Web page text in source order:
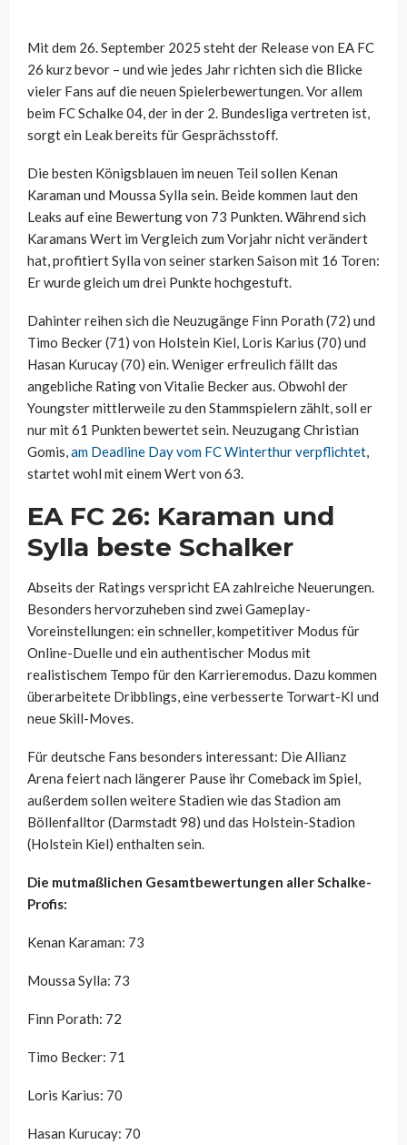
Mit dem 26. September 2025 steht der Release von EA FC
26 kurz bevor – und wie jedes Jahr richten sich die Blicke
vieler Fans auf die neuen Spielerbewertungen. Vor allem
beim FC Schalke 04, der in der 2. Bundesliga vertreten ist,
sorgt ein Leak bereits für Gesprächsstoff.
Die besten Königsblauen im neuen Teil sollen Kenan
Karaman und Moussa Sylla sein. Beide kommen laut den
Leaks auf eine Bewertung von 73 Punkten. Während sich
Karamans Wert im Vergleich zum Vorjahr nicht verändert
hat, profitiert Sylla von seiner starken Saison mit 16 Toren:
Er wurde gleich um drei Punkte hochgestuft.
Dahinter reihen sich die Neuzugänge Finn Porath (72) und
Timo Becker (71) von Holstein Kiel, Loris Karius (70) und
Hasan Kurucay (70) ein. Weniger erfreulich fällt das
angebliche Rating von Vitalie Becker aus. Obwohl der
Youngster mittlerweile zu den Stammspielern zählt, soll er
nur mit 61 Punkten bewertet sein. Neuzugang Christian
Gomis,am Deadline Day vom FC Winterthur verpflichtet,
startet wohl mit einem Wert von 63.
EA FC 26: Karaman und
Sylla beste Schalker
Abseits der Ratings verspricht EA zahlreiche Neuerungen.
Besonders hervorzuheben sind zwei Gameplay-
Voreinstellungen: ein schneller, kompetitiver Modus für
Online-Duelle und ein authentischer Modus mit
realistischem Tempo für den Karrieremodus. Dazu kommen
überarbeitete Dribblings, eine verbesserte Torwart-KI und
neue Skill-Moves.
Für deutsche Fans besonders interessant: Die Allianz
Arena feiert nach längerer Pause ihr Comeback im Spiel,
außerdem sollen weitere Stadien wie das Stadion am
Böllenfalltor (Darmstadt 98) und das Holstein-Stadion
(Holstein Kiel) enthalten sein.
Die mutmaßlichen Gesamtbewertungen aller Schalke-
Profis:
Kenan Karaman: 73
Moussa Sylla: 73
Finn Porath: 72
Timo Becker: 71
Loris Karius: 70
Hasan Kurucay: 70